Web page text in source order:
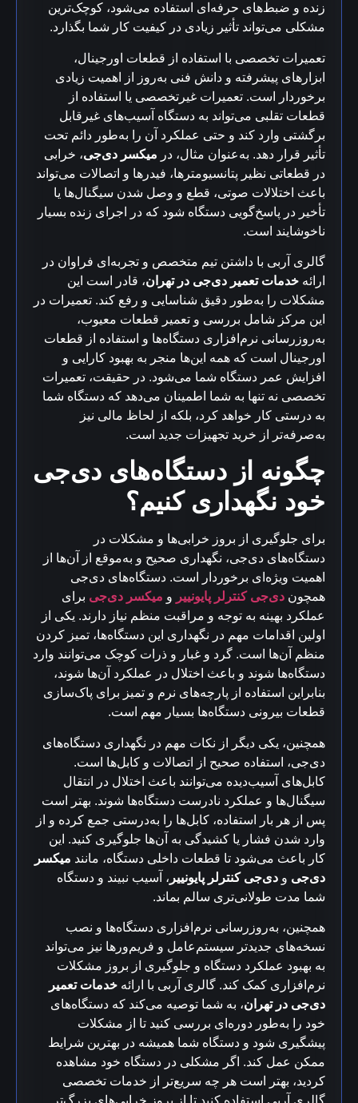
زنده و ضبط‌های حرفه‌ای استفاده می‌شود، کوچک‌ترین
مشکلی می‌تواند تأثیر زیادی در کیفیت کار شما بگذارد.
تعمیرات تخصصی با استفاده از قطعات اورجینال،
ابزارهای پیشرفته و دانش فنی به‌روز از اهمیت زیادی
برخوردار است. تعمیرات غیرتخصصی یا استفاده از
قطعات تقلبی می‌تواند به دستگاه آسیب‌های غیرقابل
برگشتی وارد کند و حتی عملکرد آن را به‌طور دائم تحت
تأثیر قرار دهد. به‌عنوان مثال، در میکسر دی‌جی، خرابی
در قطعاتی نظیر پتانسیومترها، فیدرها و اتصالات می‌تواند
باعث اختلالات صوتی، قطع و وصل شدن سیگنال‌ها یا
تأخیر در پاسخ‌گویی دستگاه شود که در اجرای زنده بسیار
ناخوشایند است.
گالری آربی با داشتن تیم متخصص و تجربه‌ای فراوان در
ارائه خدمات تعمیر دی‌جی در تهران، قادر است این
مشکلات را به‌طور دقیق شناسایی و رفع کند. تعمیرات در
این مرکز شامل بررسی و تعمیر قطعات معیوب،
به‌روزرسانی نرم‌افزاری دستگاه‌ها و استفاده از قطعات
اورجینال است که همه این‌ها منجر به بهبود کارایی و
افزایش عمر دستگاه شما می‌شود. در حقیقت، تعمیرات
تخصصی نه تنها به شما اطمینان می‌دهد که دستگاه شما
به درستی کار خواهد کرد، بلکه از لحاظ مالی نیز
به‌صرفه‌تر از خرید تجهیزات جدید است.
چگونه از دستگاه‌های دی‌جی
خود نگهداری کنیم؟
برای جلوگیری از بروز خرابی‌ها و مشکلات در
دستگاه‌های دی‌جی، نگهداری صحیح و به‌موقع از آن‌ها از
اهمیت ویژه‌ای برخوردار است. دستگاه‌های دی‌جی
همچون دی‌جی کنترلر پایونییر و میکسر دی‌جی برای
عملکرد بهینه به توجه و مراقبت منظم نیاز دارند. یکی از
اولین اقدامات مهم در نگهداری این دستگاه‌ها، تمیز کردن
منظم آن‌ها است. گرد و غبار و ذرات کوچک می‌توانند وارد
دستگاه‌ها شوند و باعث اختلال در عملکرد آن‌ها شوند،
بنابراین استفاده از پارچه‌های نرم و تمیز برای پاک‌سازی
قطعات بیرونی دستگاه‌ها بسیار مهم است.
همچنین، یکی دیگر از نکات مهم در نگهداری دستگاه‌های
دی‌جی، استفاده صحیح از اتصالات و کابل‌ها است.
کابل‌های آسیب‌دیده می‌توانند باعث اختلال در انتقال
سیگنال‌ها و عملکرد نادرست دستگاه‌ها شوند. بهتر است
پس از هر بار استفاده، کابل‌ها را به‌درستی جمع کرده و از
وارد شدن فشار یا کشیدگی به آن‌ها جلوگیری کنید. این
کار باعث می‌شود تا قطعات داخلی دستگاه، مانند میکسر
دی‌جی و دی‌جی کنترلر پایونییر ، آسیب نبیند و دستگاه
شما مدت طولانی‌تری سالم بماند.
همچنین، به‌روزرسانی نرم‌افزاری دستگاه‌ها و نصب
نسخه‌های جدیدتر سیستم‌عامل و فریم‌ورها نیز می‌تواند
به بهبود عملکرد دستگاه و جلوگیری از بروز مشکلات
نرم‌افزاری کمک کند. گالری آربی با ارائه خدمات تعمیر
دی‌جی در تهران، به شما توصیه می‌کند که دستگاه‌های
خود را به‌طور دوره‌ای بررسی کنید تا از مشکلات
پیشگیری شود و دستگاه شما همیشه در بهترین شرایط
ممکن عمل کند. اگر مشکلی در دستگاه خود مشاهده
کردید، بهتر است هر چه سریع‌تر از خدمات تخصصی